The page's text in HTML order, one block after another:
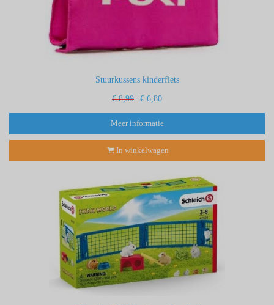
Stuurkussens kinderfiets
€ 8,99 € 6,80
Meer informatie
In winkelwagen